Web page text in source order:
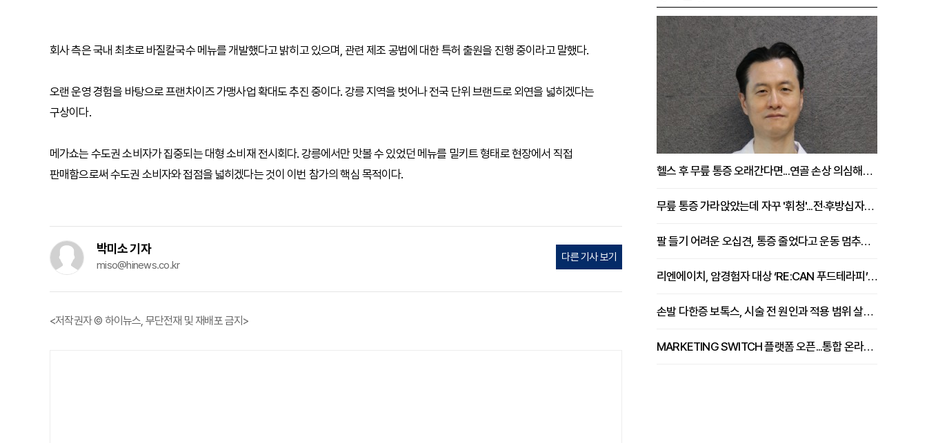
회사 측은 국내 최초로 바질칼국수 메뉴를 개발했다고 밝히고 있으며, 관련 제조 공법에 대한 특허 출원을 진행 중이라고 말했다.
오랜 운영 경험을 바탕으로 프랜차이즈 가맹사업 확대도 추진 중이다. 강릉 지역을 벗어나 전국 단위 브랜드로 외연을 넓히겠다는
구상이다.
메가쇼는 수도권 소비자가 집중되는 대형 소비재 전시회다. 강릉에서만 맛볼 수 있었던 메뉴를 밀키트 형태로 현장에서 직접
판매함으로써 수도권 소비자와 접점을 넓히겠다는 것이 이번 참가의 핵심 목적이다.
박미소 기자
miso@hinews.co.kr
다른 기사 보기
<저작권자 © 하이뉴스, 무단전재 및 재배포 금지>
헬스 후 무릎 통증 오래간다면...연골 손상 의심해야 [김상범 원장 칼럼]
무릎 통증 가라앉았는데 자꾸 '휘청'...전·후방십자인대 파열 확인해야 [곽우경 원장 칼럼]
팔 들기 어려운 오십견, 통증 줄었다고 운동 멈추면 안 되는 이유 [이병욱 원장 칼럼]
리엔에이치, 암경험자 대상 ‘RE:CAN 푸드테라피’ 운영
손발 다한증 보톡스, 시술 전 원인과 적용 범위 살펴야 [강윤일 원장 칼럼]
MARKETING SWITCH 플랫폼 오픈...통합 온라인 마케팅 서비스 확대